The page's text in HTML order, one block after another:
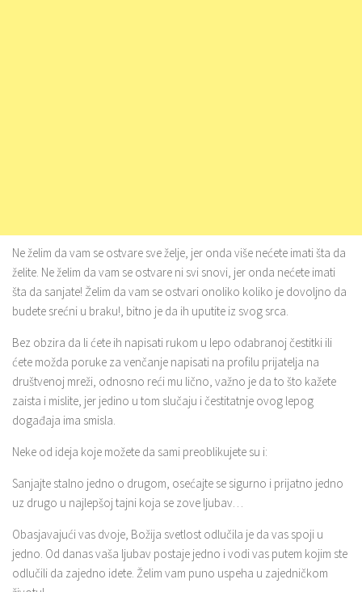
Ne želim da vam se ostvare sve želje, jer onda više nećete imati šta da
želite. Ne želim da vam se ostvare ni svi snovi, jer onda nećete imati
šta da sanjate! Želim da vam se ostvari onoliko koliko je dovoljno da
budete srećni u braku!, bitno je da ih uputite iz svog srca.
Bez obzira da li ćete ih napisati rukom u lepo odabranoj čestitki ili
ćete možda poruke za venčanje napisati na profilu prijatelja na
društvenoj mreži, odnosno reći mu lično, važno je da to što kažete
zaista i mislite, jer jedino u tom slučaju i čestitatnje ovog lepog
događaja ima smisla.
Neke od ideja koje možete da sami preoblikujete su i:
Sanjajte stalno jedno o drugom, osećajte se sigurno i prijatno jedno
uz drugo u najlepšoj tajni koja se zove ljubav…
Obasjavajući vas dvoje, Božija svetlost odlučila je da vas spoji u
jedno. Od danas vaša ljubav postaje jedno i vodi vas putem kojim ste
odlučili da zajedno idete. Želim vam puno uspeha u zajedničkom